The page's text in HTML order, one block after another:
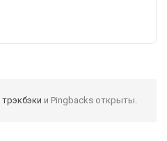
трэкбэки и Pingbacks открыты.